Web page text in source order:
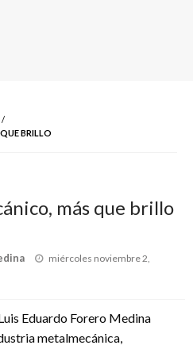
BRILLO
más que brillo
Publicado
miércoles noviembre 2,
Eduardo Forero Medina
metalmecánica,